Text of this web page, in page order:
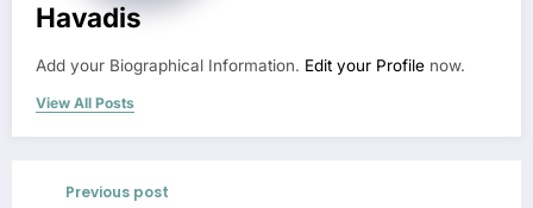
Havadis
Add your Biographical Information. Edit your Profile now.
View All Posts
Previous post